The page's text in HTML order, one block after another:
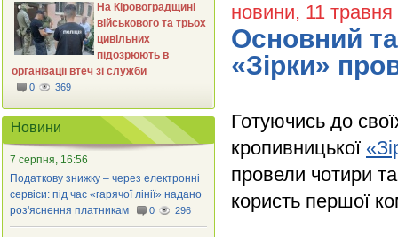
новини, 11
Основний
«Зірки»
Готуючись до
кропивницької
провели чотири
користь першої
На Кіровоградщині
військового та трьох
цивільних
підозрюють в
організації втеч зі служби
0 369
Новини
7 серпня, 16:56
Податкову знижку – через електронні
сервіси: під час «гарячої лінії» надано
роз'яснення платникам
0 296